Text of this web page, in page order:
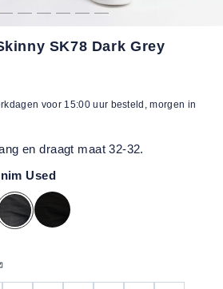
SK78 Dark Grey
voor 15:00 uur besteld, morgen in
en draagt maat 32-32.
Used